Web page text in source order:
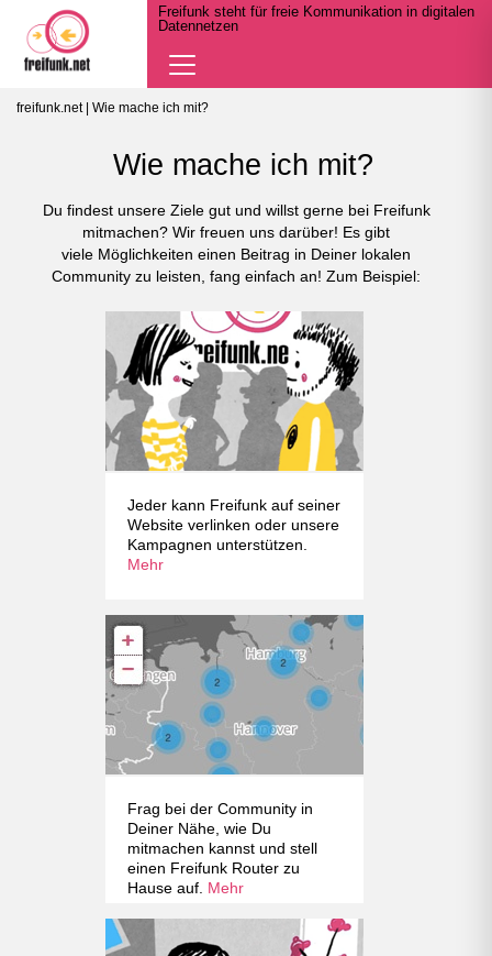
Freifunk steht für freie Kommunikation in digitalen
Datennetzen
Navigation
öffnen
freifunk.net| Wie mache ich mit?
Wie mache ich mit?
Du findest unsere Ziele gut und willst gerne bei Freifunk
mitmachen? Wir freuen uns darüber! Es gibt
viele Möglichkeiten einen Beitrag in Deiner lokalen
Community zu leisten, fang einfach an! Zum Beispiel:
Jeder kann Freifunk auf seiner
Website verlinken oder unsere
Kampagnen unterstützen.
Mehr
Frag bei der Community in
Deiner Nähe, wie Du
mitmachen kannst und stell
einen Freifunk Router zu
Hause auf. Mehr